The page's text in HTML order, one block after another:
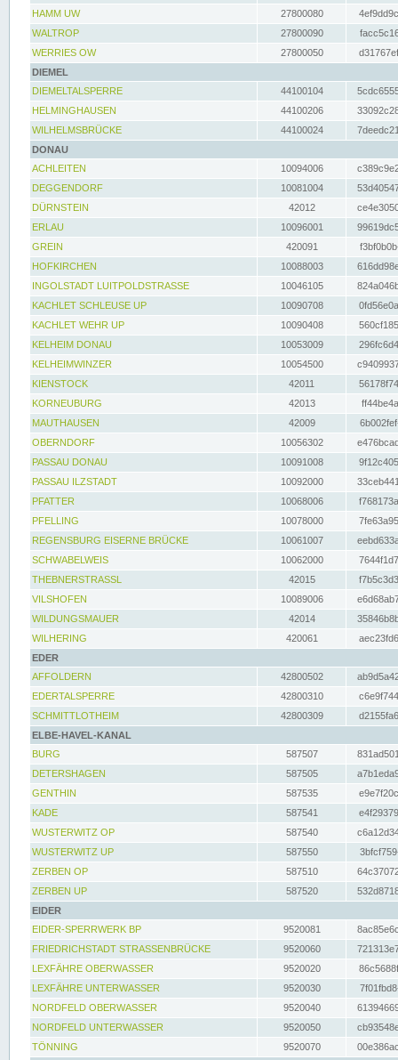
HAMM UW
27800080
WALTROP
27800090
WERRIES OW
27800050
DIEMEL
DIEMELTALSPERRE
44100104
HELMINGHAUSEN
44100206
WILHELMSBRÜCKE
44100024
DONAU
ACHLEITEN
10094006
DEGGENDORF
10081004
DÜRNSTEIN
42012
ERLAU
10096001
GREIN
420091
HOFKIRCHEN
10088003
INGOLSTADT LUITPOLDSTRASSE
10046105
KACHLET SCHLEUSE UP
10090708
KACHLET WEHR UP
10090408
KELHEIM DONAU
10053009
KELHEIMWINZER
10054500
KIENSTOCK
42011
KORNEUBURG
42013
MAUTHAUSEN
42009
OBERNDORF
10056302
PASSAU DONAU
10091008
PASSAU ILZSTADT
10092000
PFATTER
10068006
PFELLING
10078000
REGENSBURG EISERNE BRÜCKE
10061007
SCHWABELWEIS
10062000
THEBNERSTRASSL
42015
VILSHOFEN
10089006
WILDUNGSMAUER
42014
WILHERING
420061
EDER
AFFOLDERN
42800502
EDERTALSPERRE
42800310
SCHMITTLOTHEIM
42800309
ELBE-HAVEL-KANAL
BURG
587507
DETERSHAGEN
587505
GENTHIN
587535
KADE
587541
WUSTERWITZ OP
587540
WUSTERWITZ UP
587550
ZERBEN OP
587510
ZERBEN UP
587520
EIDER
EIDER-SPERRWERK BP
9520081
FRIEDRICHSTADT STRASSENBRÜCKE
9520060
LEXFÄHRE OBERWASSER
9520020
LEXFÄHRE UNTERWASSER
9520030
NORDFELD OBERWASSER
9520040
NORDFELD UNTERWASSER
9520050
TÖNNING
9520070